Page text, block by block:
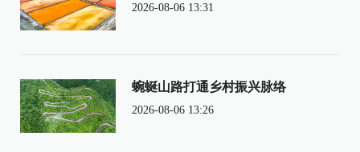
2026-08-06 13:31
蜿蜒山路打通乡村振兴脉络
2026-08-06 13:26